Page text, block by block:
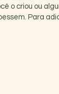
o criou ou
Para